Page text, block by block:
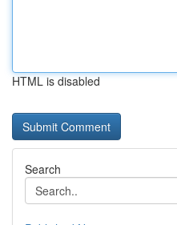
HTML is disabled
Search